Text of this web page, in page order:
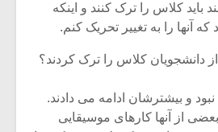
باید کلاس را ترک کنند و اینکه
که آنها را به تغییر تحریک کنم.
از دانشجویان کلاس را ترک کردند؟
نبود و بیشترشان ادامه می دادند.
از آنها کارهای موسیقایی